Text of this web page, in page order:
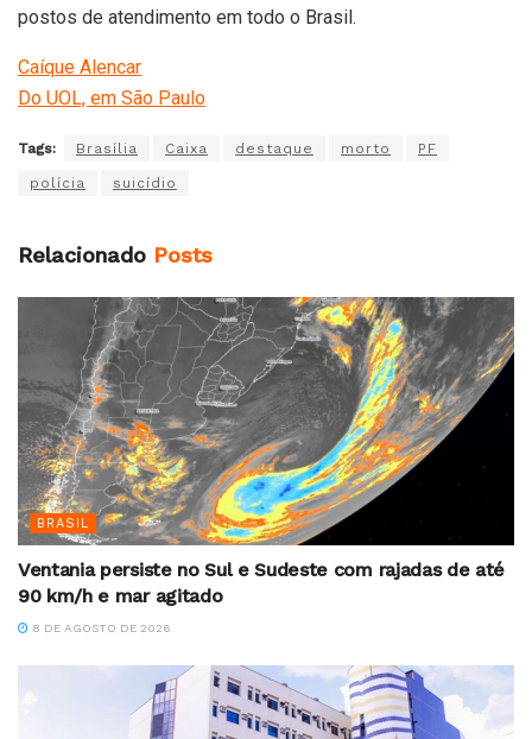
postos de atendimento em todo o Brasil.
Caíque Alencar
Do UOL, em São Paulo
Tags: Brasília Caixa destaque morto PF
polícia suicídio
Relacionado Posts
BRASIL
Ventania persiste no Sul e Sudeste com rajadas de até
90 km/h e mar agitado
8 DE AGOSTO DE 2026